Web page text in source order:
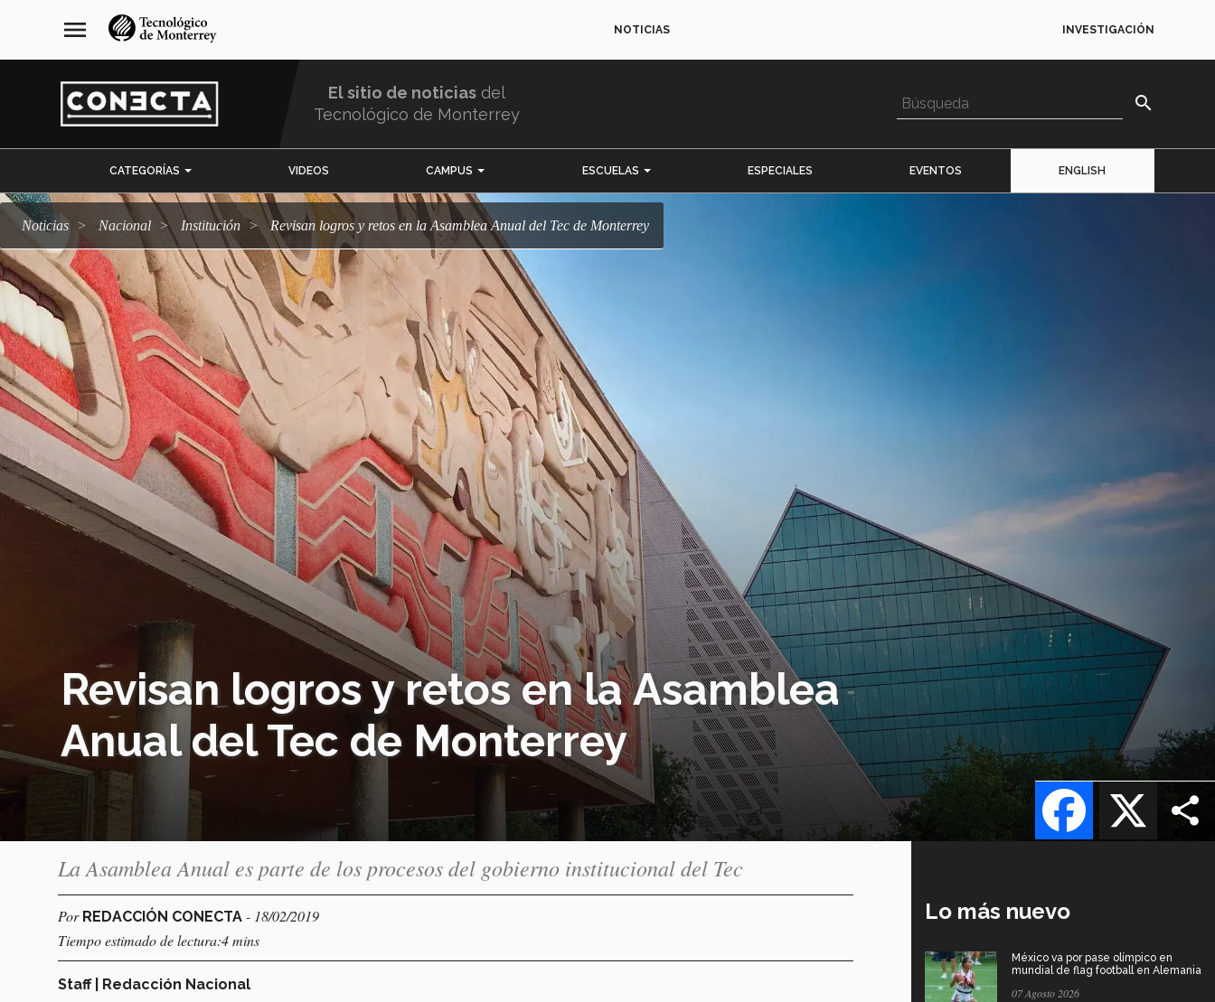
navegación
principal
menu NOTICIAS INVESTIGACIÓN
El sitio de noticias del
Tecnológico de Monterrey
search
CATEGORÍAS VIDEOS CAMPUS ESCUELAS ESPECIALES EVENTOS ENGLISH
Noticias Nacional Institución Revisan logros y retos en la Asamblea Anual del Tec de Monterrey
Revisan logros y retos en la Asamblea
Anual del Tec de Monterrey
X
Facebook
La Asamblea Anual es parte de los procesos del gobierno institucional del Tec
Por REDACCIÓN CONECTA - 18/02/2019
Tiempo estimado de lectura:4 mins
Staff | Redacción Nacional
Lo más nuevo
México va por pase olímpico en
mundial de flag football en Alemania
07 Agosto 2026